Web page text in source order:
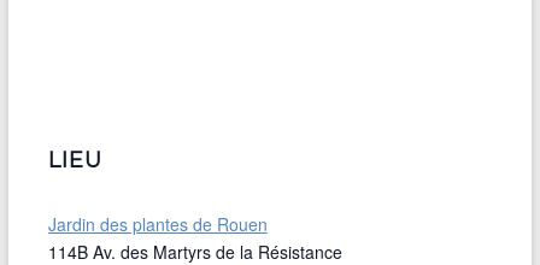
LIEU
Jardin des plantes de Rouen
114B Av. des Martyrs de la Résistance